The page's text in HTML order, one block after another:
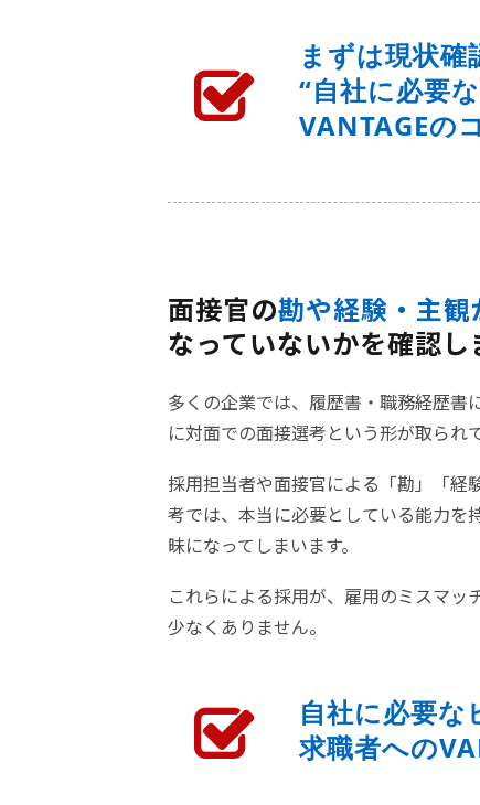
まずは現状確
“自社に必要な
VANTAGEの
面接官の勘や経験・主
なっていないかを確認し
多くの企業では、履歴書・職務経歴書
に対面での面接選考という形が取られ
採用担当者や面接官による「勘」「経
考では、本当に必要としている能力を
昧になってしまいます。
これらによる採用が、雇用のミスマッ
少なくありません。
自社に必要な
求職者への